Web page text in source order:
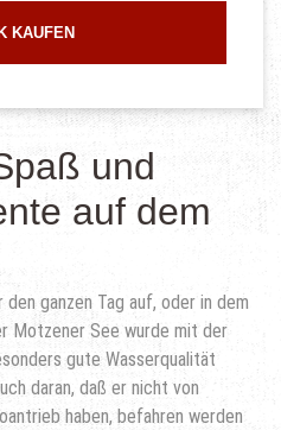
KAUFEN
und
auf dem
ganzen Tag auf, oder in dem
Motzener See wurde mit der
gute Wasserqualität
daran, daß er nicht von
haben, befahren werden